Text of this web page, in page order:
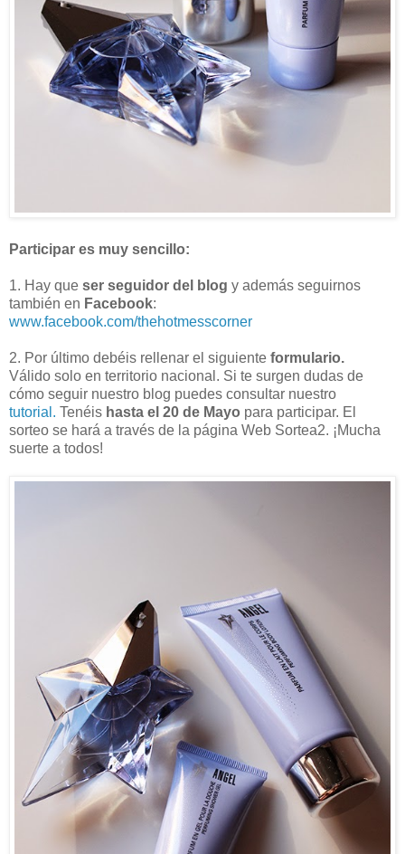
Participar es muy sencillo:
1. Hay que ser seguidor del blog y además seguirnos
también en Facebook:
www.facebook.com/thehotmesscorner
2. Por último debéis rellenar el siguiente formulario.
Válido solo en territorio nacional. Si te surgen dudas de
cómo seguir nuestro blog puedes consultar nuestro
tutorial. Tenéis hasta el 20 de Mayo para participar. El
sorteo se hará a través de la página Web Sortea2. ¡Mucha
suerte a todos!